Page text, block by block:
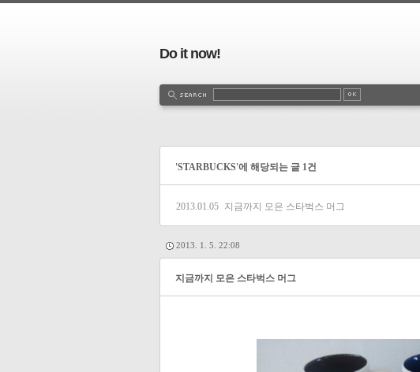
Do it now!
'STARBUCKS'에 해당되는 글 1건
2013.01.05 지금까지 모은 스타벅스 머그
2013. 1. 5. 22:08
지금까지 모은 스타벅스 머그